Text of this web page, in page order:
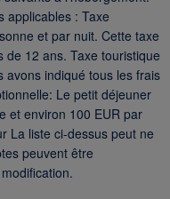
applicables : Taxe
et par nuit. Cette taxe
de 12 ans. Taxe touristique
avons indiqué tous les frais
Le petit déjeuner
et environ 100 EUR par
La liste ci-dessus peut ne
peuvent être